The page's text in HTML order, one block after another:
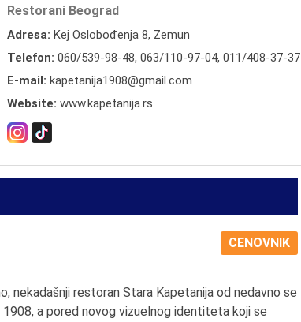
Restorani Beograd
Adresa: Kej Oslobođenja 8, Zemun
Telefon: 060/539-98-48, 063/110-97-04, 011/408-37-37
E-mail: kapetanija1908@gmail.com
Website: www.kapetanija.rs
CENOVNIK
nekadašnji restoran Stara Kapetanija od nedavno se
a pored novog vizuelnog identiteta koji se